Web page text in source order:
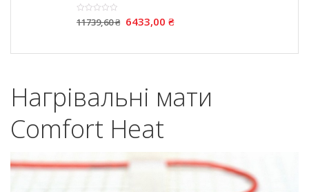
11739,60₴ 6433,00 ₴
Нагрівальні мати
Comfort Heat